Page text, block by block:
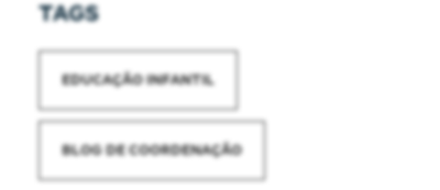
TAGS
EDUCAÇÃO INFANTIL
BLOG DE COORDENAÇÃO